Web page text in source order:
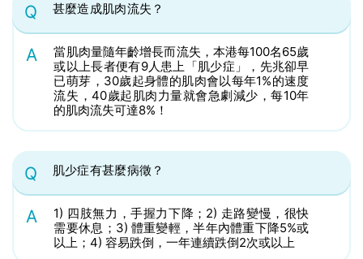
Q 甚麼造成肌肉流失？
A
當肌肉量隨年齡增長而流失，本港每100名65歲
或以上長者便有9人患上「肌少症」，先兆卻早
已萌芽，30歲起身體的肌肉會以每年1%的速度
流失，40歲起肌肉力量就會急劇減少，每10年
的肌肉流失可達8%！
Q 肌少症有甚麼病徵？
A
1) 四肢無力，手握力下降；2) 走路變慢，很快
需要休息；3) 體重變輕，半年內體重下降5%或
以上；4) 容易跌倒，一年連續跌倒2次或以上